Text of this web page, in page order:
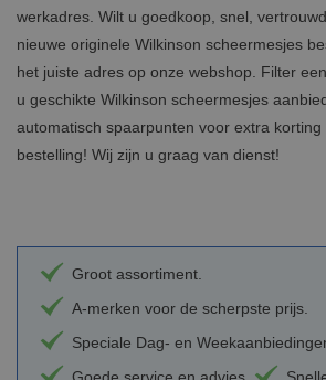
werkadres. Wilt u goedkoop, snel,
nieuwe originele Wilkinson scheermesjes
het juiste adres op onze webshop. Filter
u geschikte Wilkinson scheermesjes
automatisch spaarpunten voor extra korting
bestelling! Wij zijn u graag van dienst!
Groot assortiment.
A-merken voor de scherpste prijs.
Speciale Dag- en